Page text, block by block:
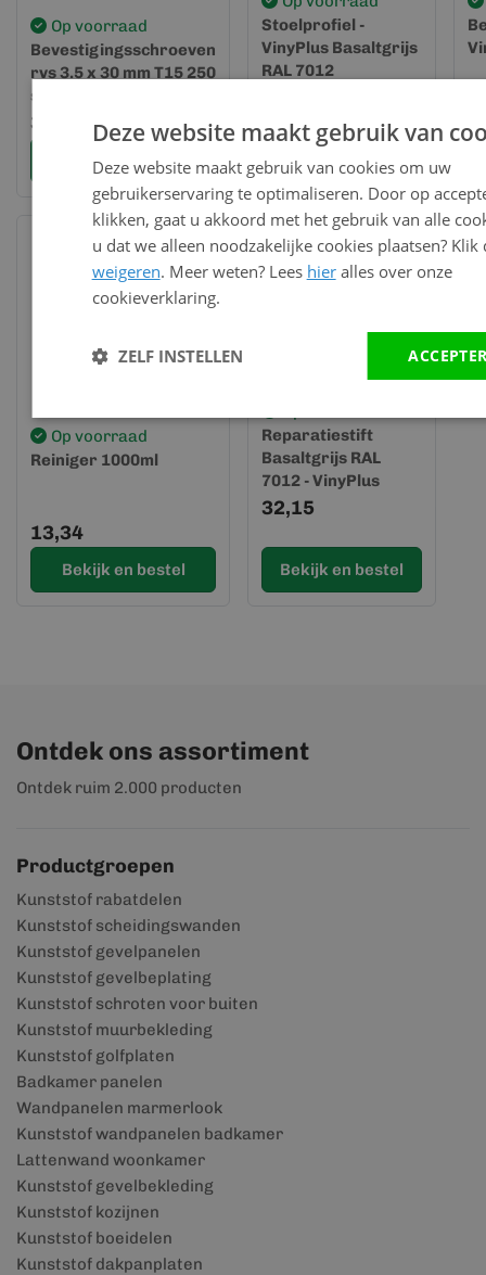
Op voorraad
Bevestigingsschroeven
rvs 3.5 x 30 mm T15 250
st.
31,04
Bekijk en bestel
Stoelprofiel -
VinyPlus Basaltgrijs
RAL 7012
meter)
Bekijk en bestel
Op voorraad
Reiniger 1000ml
13,34
Bekijk en bestel
Reparatiestift
Basaltgrijs RAL
7012 - VinyPlus
32,15
Bekijk en bestel
Ontdek ons assortiment
Ontdek ruim 2.000 producten
Productgroepen
Kunststof rabatdelen
Kunststof scheidingswanden
Kunststof gevelpanelen
Kunststof gevelbeplating
Kunststof schroten voor buiten
Kunststof muurbekleding
Kunststof golfplaten
Badkamer panelen
Wandpanelen marmerlook
Kunststof wandpanelen badkamer
Lattenwand woonkamer
Kunststof gevelbekleding
Kunststof kozijnen
Kunststof boeidelen
Kunststof dakpanplaten
Deze website maakt gebruik van
Deze website maakt gebruik van cookies om uw
gebruikerservaring te optimaliseren. Door op
klikken, gaat u akkoord met het gebruik van alle
u dat we alleen noodzakelijke cookies plaatsen? Klik
weigeren. Meer weten? Lees hieralles over onze
cookieverklaring.
ZELF INSTELLEN